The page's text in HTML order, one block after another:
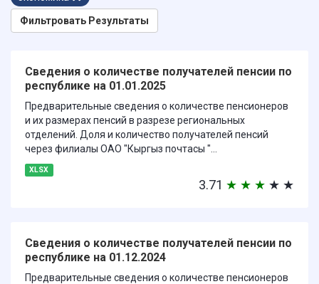
Фильтровать Результаты
Сведения о количестве получателей пенсии по
республике на 01.01.2025
Предварительные сведения о количестве пенсионеров
и их размерах пенсий в разрезе региональных
отделений. Доля и количество получателей пенсий
через филиалы ОАО "Кыргыз почтасы "...
XLSX
3.71 ★ ★ ★ ★ ★
Сведения о количестве получателей пенсии по
республике на 01.12.2024
Предварительные сведения о количестве пенсионеров